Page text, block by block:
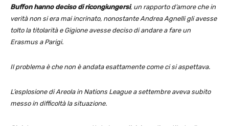
Buffon hanno deciso di ricongiungersi, un rapporto d’amore che in
verità non si era mai incrinato, nonostante Andrea Agnelli gli avesse
tolto la titolarità e Gigione avesse deciso di andare a fare un
Erasmus a Parigi.
Il problema è che non è andata esattamente come ci si aspettava.
L’esplosione di Areola in Nations League a settembre aveva subito
messo in difficoltà la situazione.